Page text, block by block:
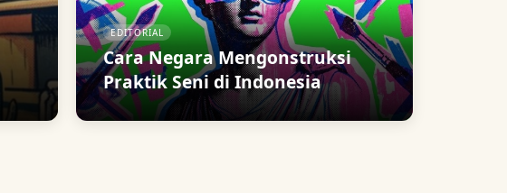
EDITORIAL
Cara Negara Mengonstruksi
Praktik Seni di Indonesia